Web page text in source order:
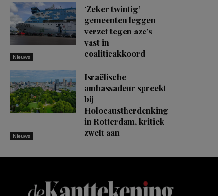
Nieuws
‘Zeker twintig’
gemeenten leggen
verzet tegen azc’s
vast in
coalitieakkoord
Nieuws
Israëlische
ambassadeur spreekt
bij
Holocaustherdenking
in Rotterdam, kritiek
zwelt aan